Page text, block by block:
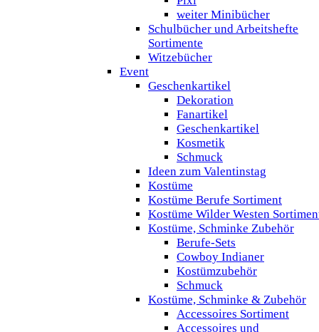
weiter Minibücher
Schulbücher und Arbeitshefte
Sortimente
Witzebücher
Event
Geschenkartikel
Dekoration
Fanartikel
Geschenkartikel
Kosmetik
Schmuck
Ideen zum Valentinstag
Kostüme
Kostüme Berufe Sortiment
Kostüme Wilder Westen
Kostüme, Schminke Zubehör
Berufe-Sets
Cowboy Indianer
Kostümzubehör
Schmuck
Kostüme, Schminke & Zubehör
Accessoires Sortiment
Accessoires und